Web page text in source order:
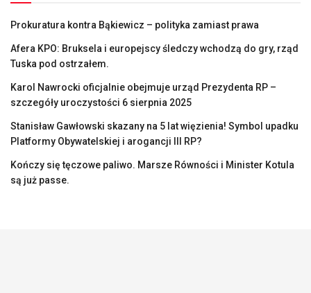
Prokuratura kontra Bąkiewicz – polityka zamiast prawa
Afera KPO: Bruksela i europejscy śledczy wchodzą do gry, rząd
Tuska pod ostrzałem.
Karol Nawrocki oficjalnie obejmuje urząd Prezydenta RP –
szczegóły uroczystości 6 sierpnia 2025
Stanisław Gawłowski skazany na 5 lat więzienia! Symbol upadku
Platformy Obywatelskiej i arogancji III RP?
Kończy się tęczowe paliwo. Marsze Równości i Minister Kotula
są już passe.